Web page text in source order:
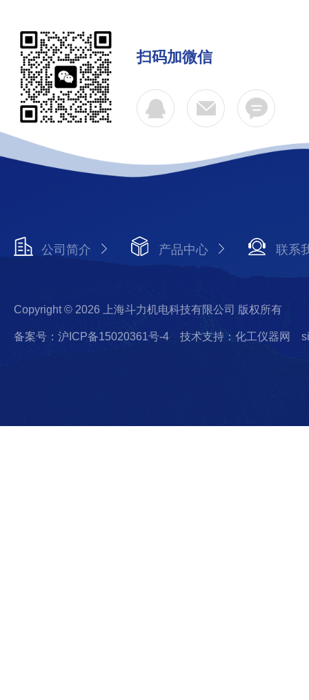
扫码加微信
公司简介 产品中心 联系
Copyright © 2026 上海斗力机电科技有限公司 版权所有
备案号：沪ICP备15020361号-4 技术支持：化工仪器网